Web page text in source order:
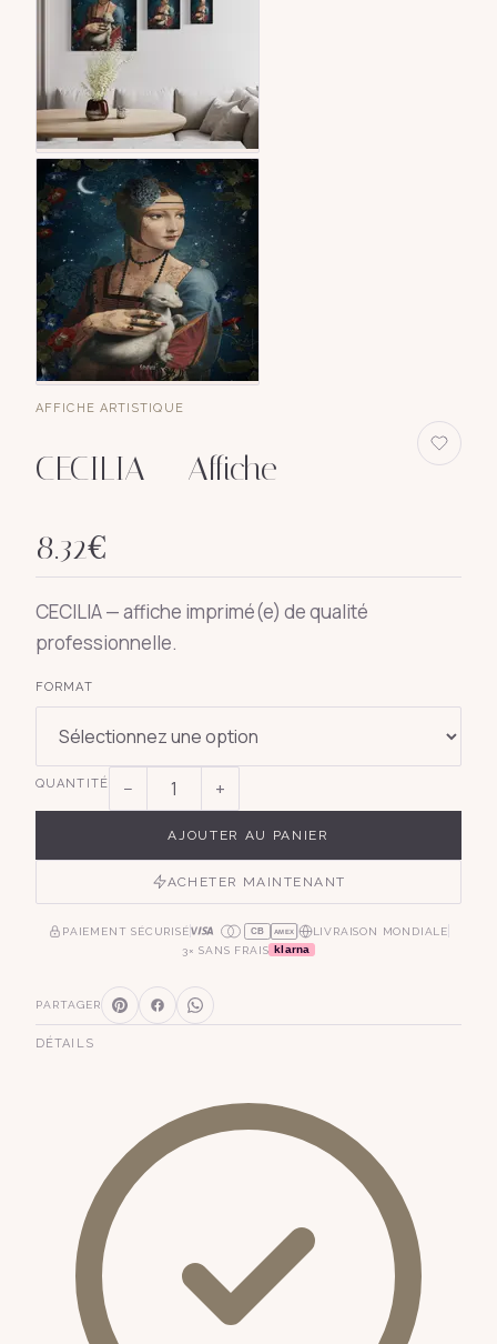
AFFICHE ARTISTIQUE
CECILIA — Affiche
8.32€
CECILIA — affiche imprimé(e) de qualité
professionnelle.
FORMAT
QUANTITÉ − +
AJOUTER AU PANIER
ACHETER MAINTENANT
PAIEMENT SÉCURISÉ CB AMEX
LIVRAISON MONDIALE
3× SANS FRAIS klarna
PARTAGER
DÉTAILS